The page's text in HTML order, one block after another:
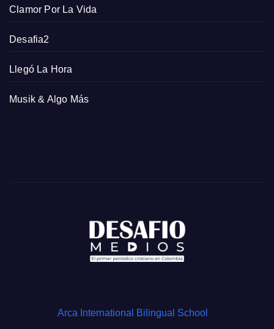
Clamor Por La Vida
Desafia2
Llegó La Hora
Musik & Algo Más
Arca International Bilingual School